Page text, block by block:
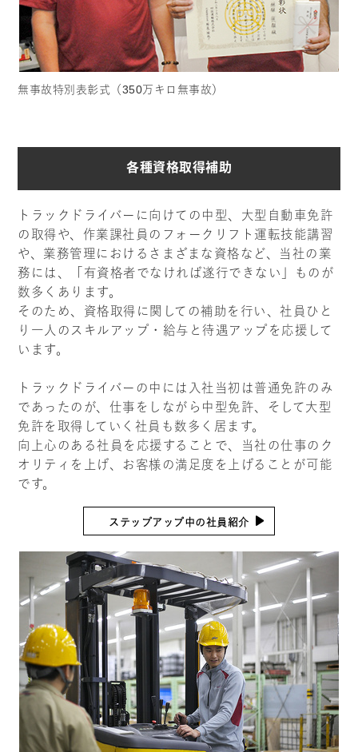
無事故特別表彰式（350万キロ無事故）
各種資格取得補助
トラックドライバーに向けての中型、大型自動車免許
の取得や、作業課社員のフォークリフト運転技能講習
や、業務管理におけるさまざまな資格など、当社の業
務には、「有資格者でなければ遂行できない」ものが
数多くあります。
そのため、資格取得に関しての補助を行い、社員ひと
り一人のスキルアップ・給与と待遇アップを応援して
います。
トラックドライバーの中には入社当初は普通免許のみ
であったのが、仕事をしながら中型免許、そして大型
免許を取得していく社員も数多く居ます。
向上心のある社員を応援することで、当社の仕事のク
オリティを上げ、お客様の満足度を上げることが可能
です。
ステップアップ中の社員紹介